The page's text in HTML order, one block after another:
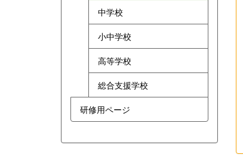
中学校
小中学校
高等学校
総合支援学校
研修用ページ